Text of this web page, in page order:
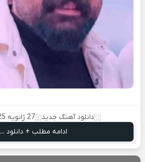
دانلود آهنگ جدید 27 ژانویه 2025
ادامه مطلب + دانلود ...